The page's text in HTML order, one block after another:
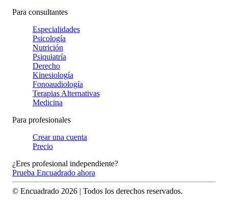
Para consultantes
Especialidades
Psicología
Nutrición
Psiquiatría
Derecho
Kinesiología
Fonoaudiología
Terapias Alternativas
Medicina
Para profesionales
Crear una cuenta
Precio
¿Eres profesional independiente?
Prueba Encuadrado ahora
© Encuadrado 2026 | Todos los derechos reservados.